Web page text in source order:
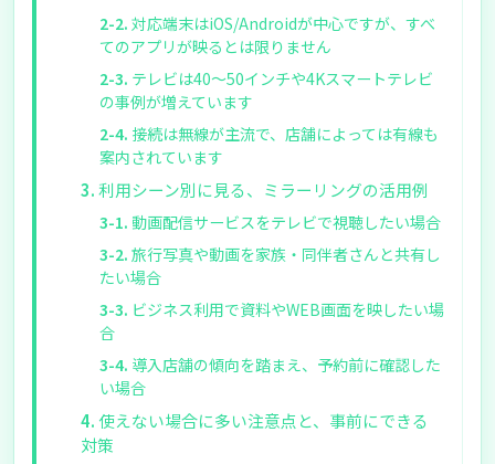
対応端末はiOS/Androidが中心ですが、すべ
てのアプリが映るとは限りません
テレビは40〜50インチや4Kスマートテレビ
の事例が増えています
接続は無線が主流で、店舗によっては有線も
案内されています
利用シーン別に見る、ミラーリングの活用例
動画配信サービスをテレビで視聴したい場合
旅行写真や動画を家族・同伴者さんと共有し
たい場合
ビジネス利用で資料やWEB画面を映したい場
合
導入店舗の傾向を踏まえ、予約前に確認した
い場合
使えない場合に多い注意点と、事前にできる
対策